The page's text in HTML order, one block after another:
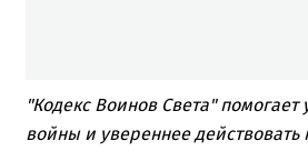
"Кодекс Воинов Света" помогает
войны и увереннее